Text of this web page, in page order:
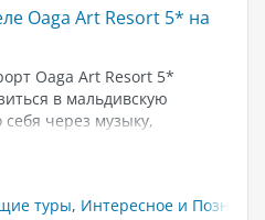
Oaga Art Resort 5* на
Oaga Art Resort 5*
в мальдивскую
себя через музыку,
детей и взрослых с
на любой вкус и
отправиться в
туры, Интересное и